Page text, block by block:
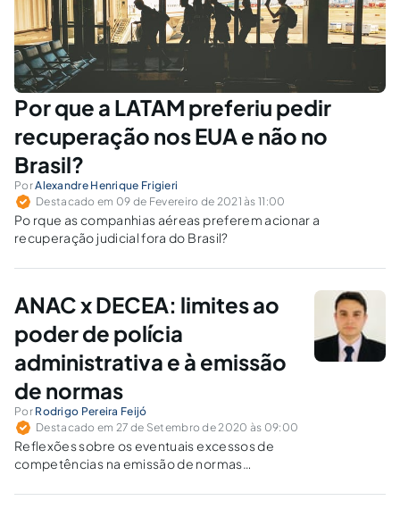
Por que a LATAM preferiu pedir
recuperação nos EUA e não no
Brasil?
PorAlexandre Henrique Frigieri
Destacado em 09 de Fevereiro de 2021 às 11:00
Po rque as companhias aéreas preferem acionar a
recuperação judicial fora do Brasil?
ANAC x DECEA: limites ao
poder de polícia
administrativa e à emissão
de normas
Por Rodrigo Pereira Feijó
Destacado em 27 de Setembro de 2020 às 09:00
Reflexões sobre os eventuais excessos de
competências na emissão de normas
aeronáuticas do Brasil.